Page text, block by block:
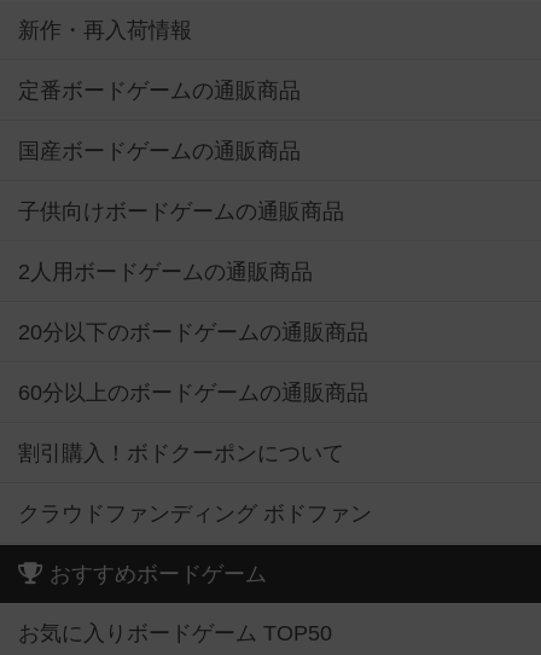
新作・再入荷情報
定番ボードゲームの通販商品
国産ボードゲームの通販商品
子供向けボードゲームの通販商品
2人用ボードゲームの通販商品
20分以下のボードゲームの通販商品
60分以上のボードゲームの通販商品
割引購入！ボドクーポンについて
クラウドファンディング ボドファン
おすすめボードゲーム
お気に入りボードゲーム TOP50